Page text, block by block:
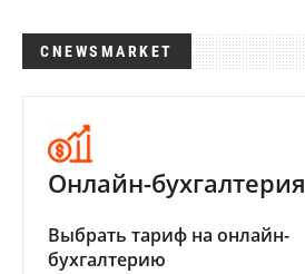
CNEWSMARKET
Онлайн-бухгалтерия
Выбрать тариф на онлайн-
бухгалтерию